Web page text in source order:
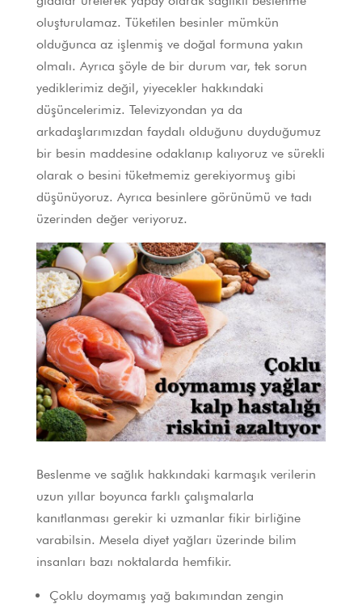
oluşturulamaz. Tüketilen besinler mümkün
olduğunca az işlenmiş ve doğal formuna yakın
olmalı. Ayrıca şöyle de bir durum var, tek sorun
yediklerimiz değil, yiyecekler hakkındaki
düşüncelerimiz. Televizyondan ya da
arkadaşlarımızdan faydalı olduğunu duyduğumuz
bir besin maddesine odaklanıp kalıyoruz ve sürekli
olarak o besini tüketmemiz gerekiyormuş gibi
düşünüyoruz. Ayrıca besinlere görünümü ve tadı
üzerinden değer veriyoruz.
Beslenme ve sağlık hakkındaki karmaşık verilerin
uzun yıllar boyunca farklı çalışmalarla
kanıtlanması gerekir ki uzmanlar fikir birliğine
varabilsin. Mesela diyet yağları üzerinde bilim
insanları bazı noktalarda hemfikir.
Çoklu doymamış yağ bakımından zengin